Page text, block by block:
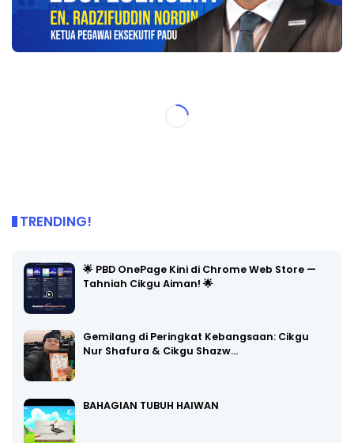
TRENDING!
🌟 PBD OnePage Kini di Chrome Web Store —
Tahniah Cikgu Aiman! 🌟
Gemilang di Peringkat Kebangsaan: Cikgu
Nur Shafura & Cikgu Shazw…
BAHAGIAN TUBUH HAIWAN